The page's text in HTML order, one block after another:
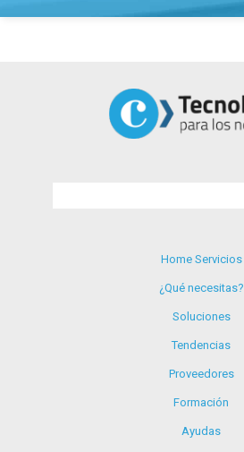
Home Servicios
¿Qué necesitas?
Soluciones
Tendencias
Proveedores
Formación
Ayudas